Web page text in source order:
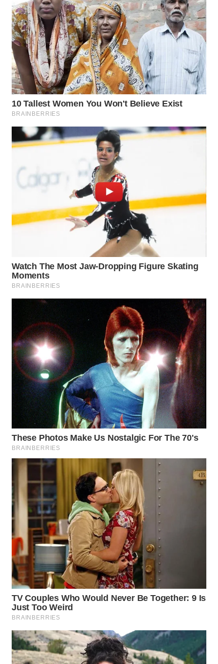
WN
TAPANULI
SELATAN
WN
TANJUNG
LESUNG
WN
KARO
WN
SIMALUNGUN
WN
LABUHANBATU
WN
TAPANULI
SERDANG
TEBING
WN
PAKPAK
WN
KARAWANG
WN
BEKASI
WN
BOGOR
WN
DEPOK
WN
TAPANULI
UTARA
WN
SAMOSIR
WN
PADANG
WN
SUMEDANG